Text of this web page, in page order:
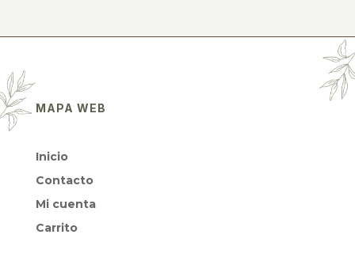
MAPA WEB
Inicio
Contacto
Mi cuenta
Carrito